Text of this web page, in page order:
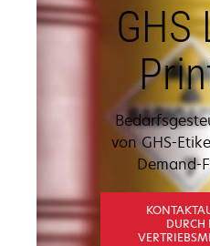
GHS
von GHS-
Demand-
DURCH